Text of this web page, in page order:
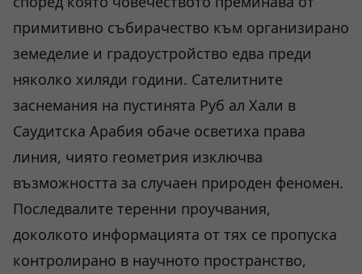
примитивно събирачество към организирано
земеделие и градоустройство едва преди
няколко хиляди години. Сателитните
заснемания на пустинята Руб ал Хали в
Саудитска Арабия обаче осветиха права
линия, чиято геометрия изключва
възможността за случаен природен феномен.
Последвалите теренни проучвания,
доколкото информацията от тях се пропуска
контролирано в научното пространство,